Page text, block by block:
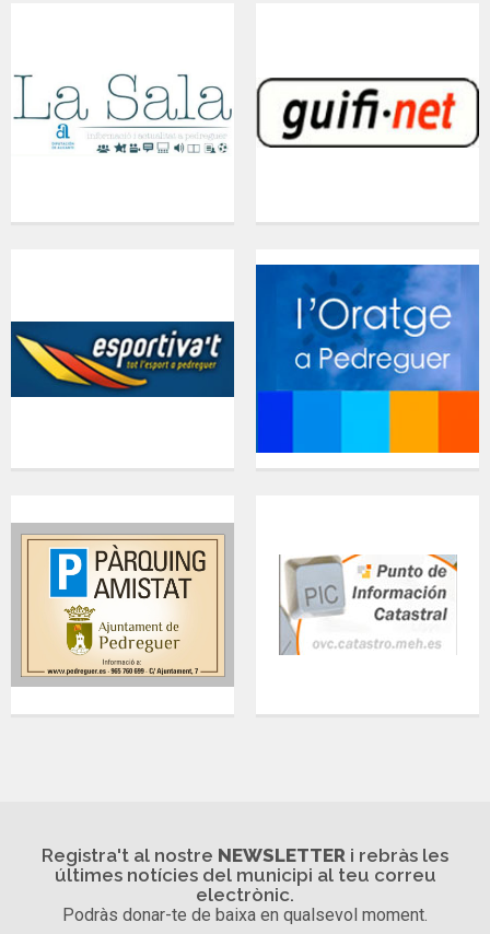
Registra't al nostre NEWSLETTER i rebràs les
últimes notícies del municipi al teu correu
electrònic.
Podràs donar-te de baixa en qualsevol moment.